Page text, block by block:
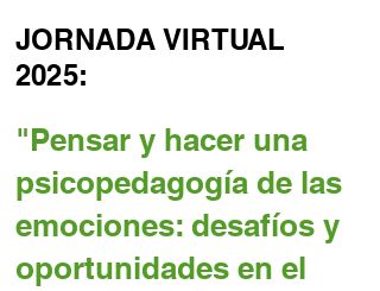
JORNADA VIRTUAL
2025:
"Pensar y hacer una
psicopedagogía de las
emociones: desafíos y
oportunidades en el